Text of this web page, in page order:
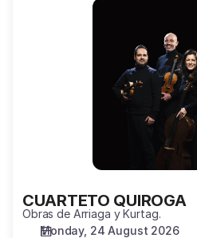
CUARTETO QUIROGA
Obras de Arriaga y Kurtag.
Monday, 24 August 2026